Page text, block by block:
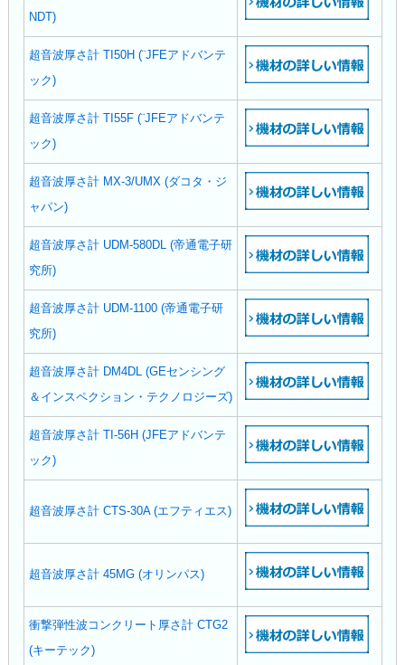
NDT)
超音波厚さ計 TI50H (¨JFEアドバンテ
ック)
超音波厚さ計 TI55F (¨JFEアドバンテ
ック)
超音波厚さ計 MX-3/UMX (ダコタ・ジ
ャパン)
超音波厚さ計 UDM-580DL (帝通電子研
究所)
超音波厚さ計 UDM-1100 (帝通電子研
究所)
超音波厚さ計 DM4DL (GEセンシング
＆インスペクション・テクノロジーズ)
超音波厚さ計 TI-56H (JFEアドバンテ
ック)
超音波厚さ計 CTS-30A (エフティエス)
超音波厚さ計 45MG (オリンパス)
衝撃弾性波コンクリート厚さ計 CTG2
(キーテック)